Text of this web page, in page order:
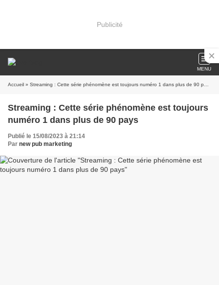
Publicité
MENU
Accueil » Streaming : Cette série phénomène est toujours numéro 1 dans plus de 90 pays
Streaming : Cette série phénomène est toujours
numéro 1 dans plus de 90 pays
Publié le 15/08/2023 à 21:14
Par new pub marketing